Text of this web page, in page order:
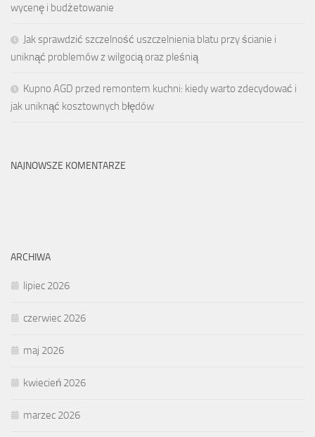
wycenę i budżetowanie
Jak sprawdzić szczelność uszczelnienia blatu przy ścianie i
uniknąć problemów z wilgocią oraz pleśnią
Kupno AGD przed remontem kuchni: kiedy warto zdecydować i
jak uniknąć kosztownych błędów
NAJNOWSZE KOMENTARZE
ARCHIWA
lipiec 2026
czerwiec 2026
maj 2026
kwiecień 2026
marzec 2026